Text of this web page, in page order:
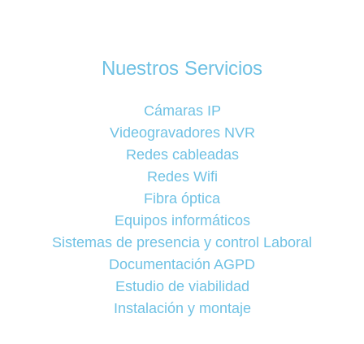
Nuestros Servicios
Cámaras IP
Videogravadores NVR
Redes cableadas
Redes Wifi
Fibra óptica
Equipos informáticos
Sistemas de presencia y control Laboral
Documentación AGPD
Estudio de viabilidad
Instalación y montaje